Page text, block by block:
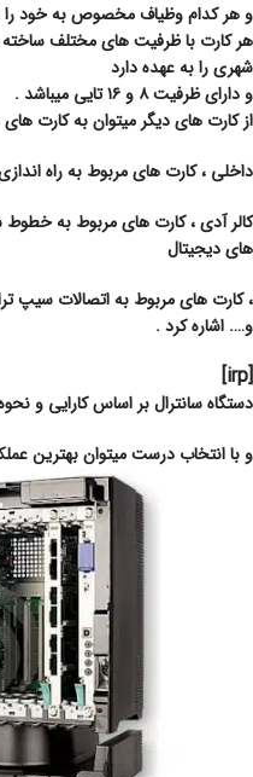
و هر کدام وظیاف مخصوص به خود را
هر کارت با ظرفیت های مختلف
شهری را به عهده دارد
و دارای ظرفیت ۸ و ۱۶ تایی میباشد .
از کارت های دیگر میتوان به کارت
داخلی ، کارت های مربوط به راه
کالر آدی ، کارت های مربوط به
های دیجیتال
، کارت های مربوط به اتصالات سیپ
و…. اشاره کرد .
[irp]
دستگاه سانترال بر اساس کارایی و
و با انتخاب درست میتوان بهترین